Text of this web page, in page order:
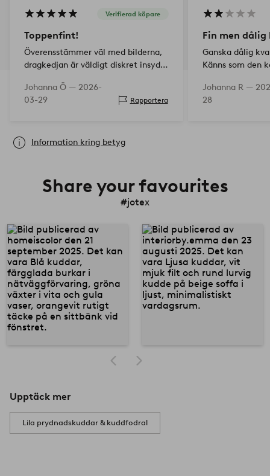
Verifierad köpare
Toppenfint!
Överensstämmer väl med bilderna,
dragkedjan är väldigt diskret insydd
Johanna Ö — 2026-
03-29
Rapportera
Fin men
Ganska dålig
Känns som den
Johanna R —
28
Information kring betyg
Share your favourites
#jotex
Upptäck mer
Lila prydnadskuddar & kuddfodral